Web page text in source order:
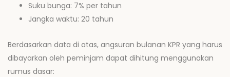
Suku bunga: 7% per tahun
Jangka waktu: 20 tahun
Berdasarkan data di atas, angsuran bulanan KPR yang harus
dibayarkan oleh peminjam dapat dihitung menggunakan
rumus dasar: